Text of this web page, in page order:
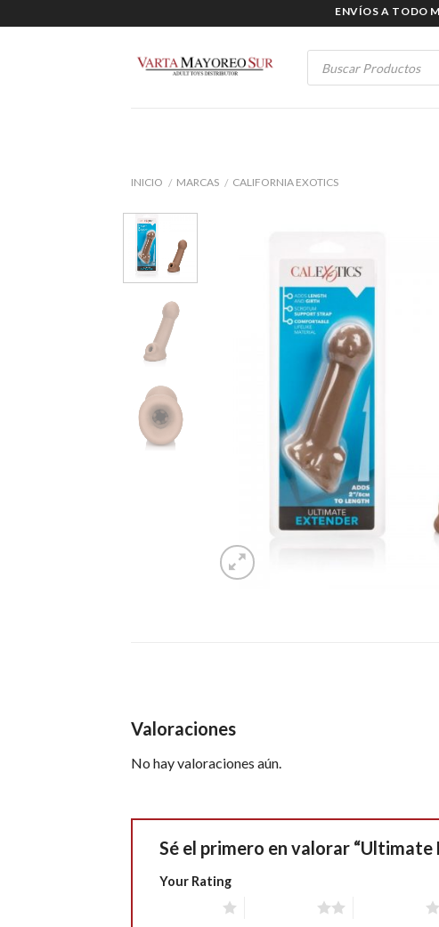
to
ENVÍOS A TODO
Products
search
INICIO / MARCAS / CALIFORNIA EXOTICS
Valoraciones
No hay valoraciones aún.
Sé el primero en valorar “Ultimate
Your Rating